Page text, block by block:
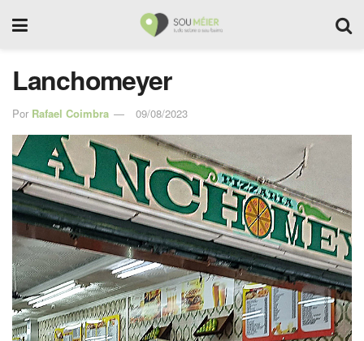
Lanchomeyer
Por Rafael Coimbra 09/08/2023